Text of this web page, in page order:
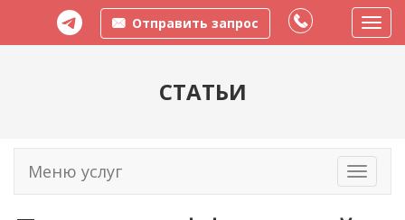
Отправить запрос
меню
СТАТЬИ
Toggle
Меню услуг